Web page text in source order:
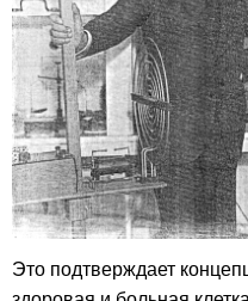
Это подтверждает